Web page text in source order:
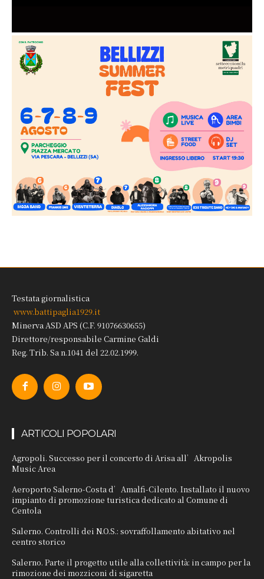
Testata giornalistica
www.battipaglia1929.it
Minerva ASD APS (C.F. 91076630655)
Direttore/responsabile Carmine Galdi
Reg. Trib. Sa n.1041 del 22.02.1999.
ARTICOLI POPOLARI
Agropoli. Successo per il concerto di Arisa all’Akropolis
Music Area
Aeroporto Salerno-Costa d’Amalfi-Cilento. Installato il nuovo
impianto di promozione turistica dedicato al Comune di
Centola
Salerno. Controlli dei N.O.S.: sovraffollamento abitativo nel
centro storico
Salerno. Parte il progetto utile alla collettività: in campo per la
rimozione dei mozziconi di sigaretta